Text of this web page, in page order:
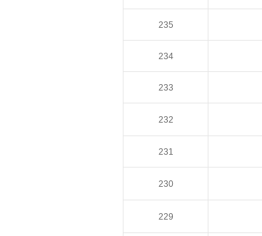
235
234
233
232
231
230
229